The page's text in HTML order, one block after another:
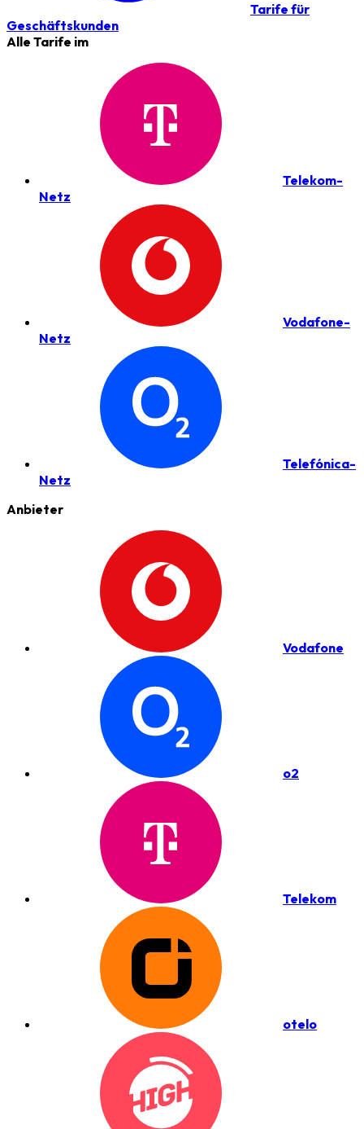
Tarife für
Geschäftskunden
Alle Tarife im
Telekom-
Netz
Vodafone-
Netz
Telefónica-
Netz
Anbieter
Vodafone
o2
Telekom
otelo